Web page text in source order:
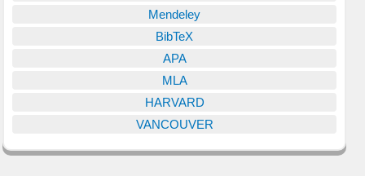
Mendeley
BibTeX
APA
MLA
HARVARD
VANCOUVER